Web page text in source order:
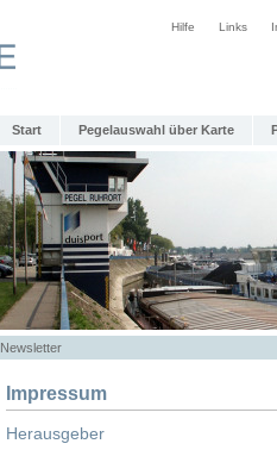
Hilfe Links
Start Pegelauswahl über Karte
Newsletter
Impressum
Herausgeber